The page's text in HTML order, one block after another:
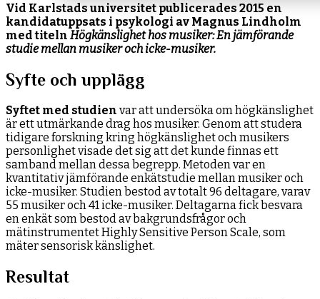
Vid Karlstads universitet publicerades 2015 en
kandidatuppsats i psykologi av Magnus Lindholm
med titeln Högkänslighet hos musiker: En jämförande
studie mellan musiker och icke-musiker.
Syfte och upplägg
Syftet med studien var att undersöka om högkänslighet
är ett utmärkande drag hos musiker. Genom att studera
tidigare forskning kring högkänslighet och musikers
personlighet visade det sig att det kunde finnas ett
samband mellan dessa begrepp. Metoden var en
kvantitativ jämförande enkätstudie mellan musiker och
icke-musiker. Studien bestod av totalt 96 deltagare, varav
55 musiker och 41 icke-musiker. Deltagarna fick besvara
en enkät som bestod av bakgrundsfrågor och
mätinstrumentet Highly Sensitive Person Scale, som
mäter sensorisk känslighet.
Resultat